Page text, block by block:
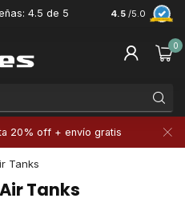
4.5 de 5 4.5 /5.0
0
20% off + envío gratis
Tanks
Tanks